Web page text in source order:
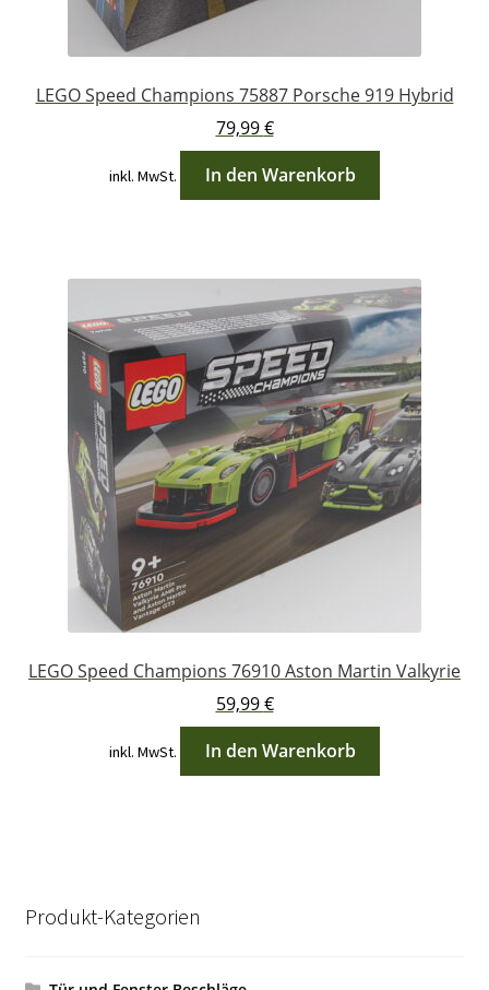
LEGO Speed Champions 75887 Porsche 919 Hybrid
79,99€
inkl. MwSt. In den Warenkorb
LEGO Speed Champions 76910 Aston Martin Valkyrie
59,99€
inkl. MwSt. In den Warenkorb
Produkt-Kategorien